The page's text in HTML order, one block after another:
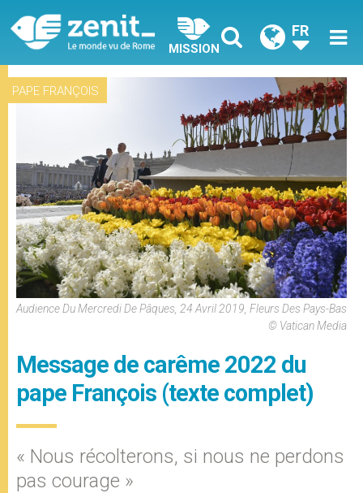
MISSION
FR
PAPE FRANÇOIS
Audience Du Mercredi De Pâques, 24 Avril 2019, Fleurs Des Pays-Bas
© Vatican Media
Message de carême 2022 du
pape François (texte complet)
« Nous récolterons, si nous ne perdons
pas courage »